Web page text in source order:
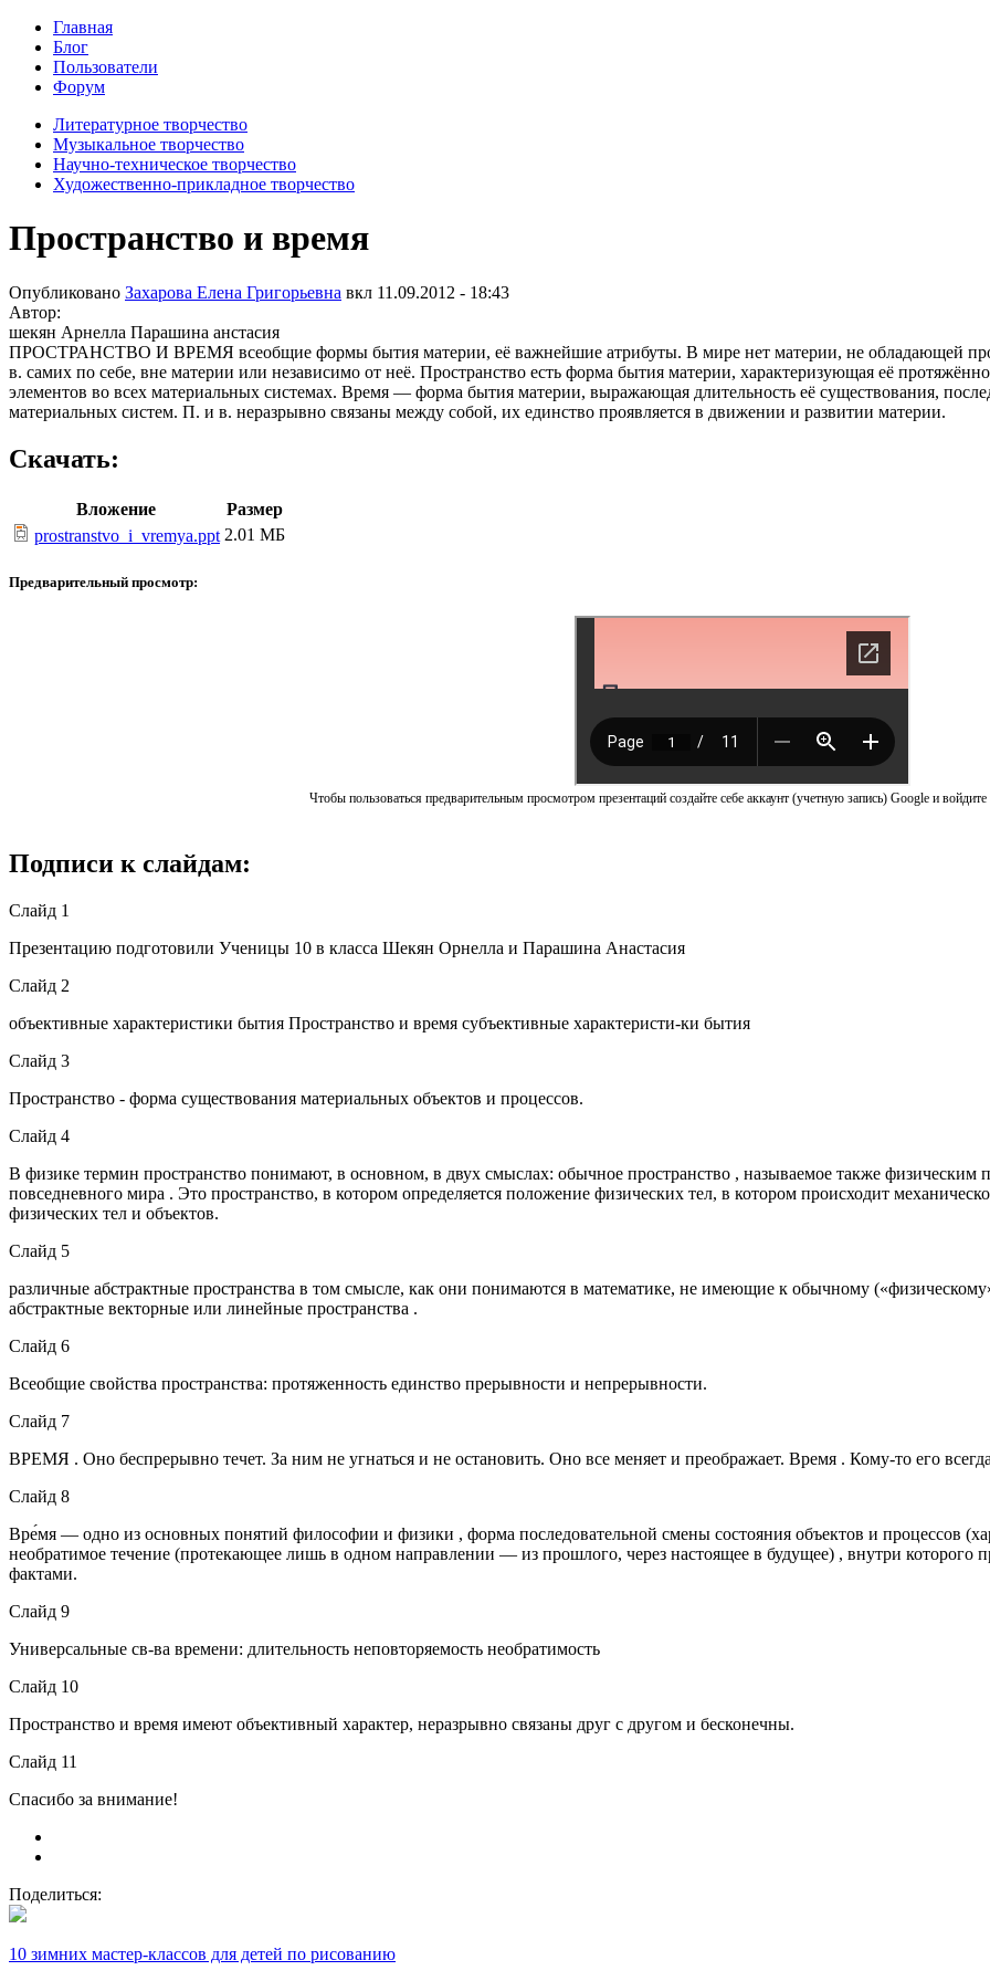
Главная
Блог
Пользователи
Форум
Литературное творчество
Музыкальное творчество
Научно-техническое творчество
Художественно-прикладное творчество
Пространство и время
Опубликовано Захарова Елена Григорьевна вкл 11.09.2012 - 18:43
Автор:
шекян Арнелла Парашина анстасия
ПРОСТРАНСТВО И ВРЕМЯ всеобщие формы бытия материи, её важнейшие атрибуты. В мире нет материи, не обладающей
в. самих по себе, вне материи или независимо от неё. Пространство есть форма бытия материи, характеризующая её
элементов во всех материальных системах. Время — форма бытия материи, выражающая длительность её существования,
материальных систем. П. и в. неразрывно связаны между собой, их единство проявляется в движении и развитии материи.
Скачать:
Вложение
Размер
prostranstvo_i_vremya.ppt 2.01 МБ
Предварительный просмотр:
Чтобы пользоваться предварительным просмотром презентаций создайте себе аккаунт (учетную запись) Google и войдите
Подписи к слайдам:
Слайд 1
Презентацию подготовили Ученицы 10 в класса Шекян Орнелла и Парашина Анастасия
Слайд 2
объективные характеристики бытия Пространство и время субъективные характеристи-ки бытия
Слайд 3
Пространство - форма существования материальных объектов и процессов.
Слайд 4
В физике термин пространство понимают, в основном, в двух смыслах: обычное пространство , называемое также физическим
повседневного мира . Это пространство, в котором определяется положение физических тел, в котором происходит
физических тел и объектов.
Слайд 5
различные абстрактные пространства в том смысле, как они понимаются в математике, не имеющие к обычному
абстрактные векторные или линейные пространства .
Слайд 6
Всеобщие свойства пространства: протяженность единство прерывности и непрерывности.
Слайд 7
ВРЕМЯ . Оно беспрерывно течет. За ним не угнаться и не остановить. Оно все меняет и преображает. Время . Кому-то его всегда
Слайд 8
Вре́мя — одно из основных понятий философии и физики , форма последовательной смены состояния объектов и процессов
необратимое течение (протекающее лишь в одном направлении — из прошлого, через настоящее в будущее) , внутри
фактами.
Слайд 9
Универсальные св-ва времени: длительность неповторяемость необратимость
Слайд 10
Пространство и время имеют объективный характер, неразрывно связаны друг с другом и бесконечны.
Слайд 11
Спасибо за внимание!
Поделиться:
10 зимних мастер-классов для детей по рисованию